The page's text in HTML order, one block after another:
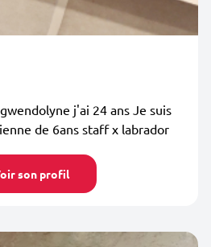
j'ai 24 ans Je suis
de 6ans staff x labrador
son profil